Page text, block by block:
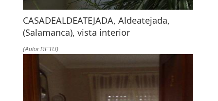
CASADEALDEATEJADA, Aldeatejada,
(Salamanca), vista interior
(Autor:RETU)